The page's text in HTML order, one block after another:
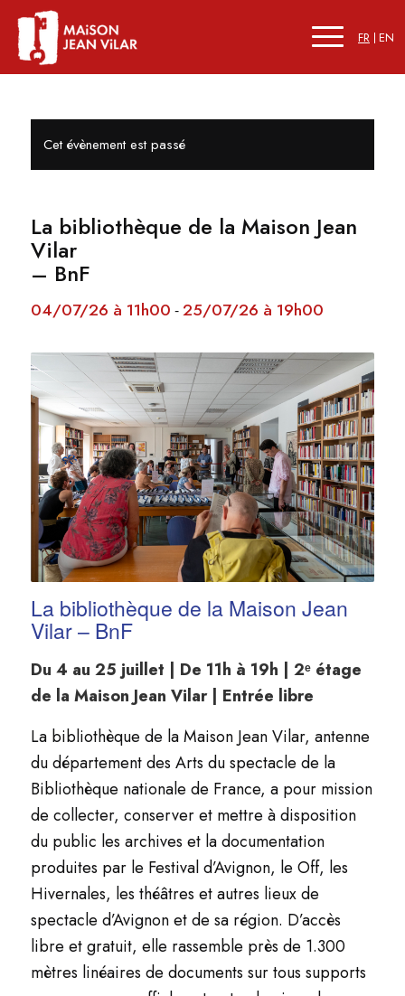
FR EN
Cet évènement est passé
La bibliothèque de la Maison Jean
Vilar
– BnF
04/07/26 à 11h00 -25/07/26 à 19h00
La bibliothèque de la Maison Jean
Vilar – BnF
Du 4 au 25 juillet | De 11h à 19h | 2ᵉ étage
de la Maison Jean Vilar | Entrée libre
La bibliothèque de la Maison Jean Vilar, antenne
du département des Arts du spectacle de la
Bibliothèque nationale de France, a pour mission
de collecter, conserver et mettre à disposition
du public les archives et la documentation
produites par le Festival d’Avignon, le Off, les
Hivernales, les théâtres et autres lieux de
spectacle d’Avignon et de sa région. D’accès
libre et gratuit, elle rassemble près de 1.300
mètres linéaires de documents sur tous supports